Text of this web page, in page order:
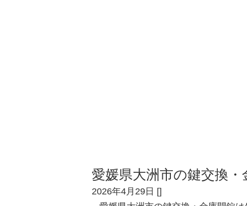
愛媛県大洲市の鍵交換
2026年4月29日 []